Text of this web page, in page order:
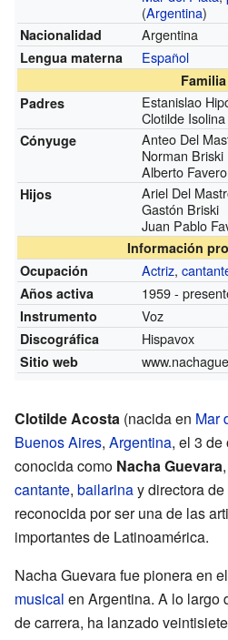
(Argentina)
Nacionalidad Argentina
Lengua materna Español
Familia
Padres
Estanislao
Clotilde
Cónyuge
Anteo Del
Norman Briski
Alberto Favero
Hijos
Ariel Del
Gastón Briski
Juan Pablo
Información
Ocupación
Actriz,
Años activa 1959 -
Instrumento Voz
Discográfica Hispavox
Sitio web
Clotilde Acosta (nacida en Mar
Buenos Aires, Argentina, el 3 de
conocida como Nacha Guevara
cantante, bailarinay directora
reconocida por ser una de las
importantes de Latinoamérica.
Nacha Guevara fue pionera en
musical en Argentina. A lo largo
de carrera, ha lanzado